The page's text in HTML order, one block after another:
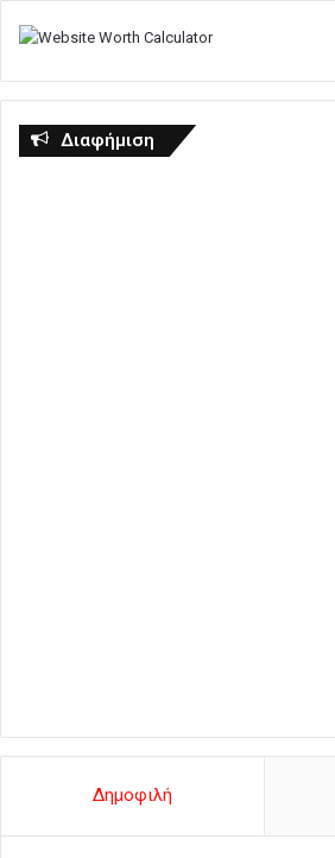
Διαφήμιση
Δημοφιλή